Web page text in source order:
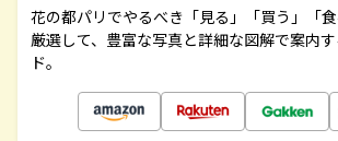
花の都パリでやるべき「見る」「買う」「
厳選して、豊富な写真と詳細な図解で案内
ド。